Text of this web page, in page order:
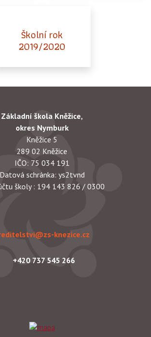
Školní rok
2019/2020
Základní škola Kněžice,
okres Nymburk
Kněžice 5
289 02 Kněžice
IČO: 75 034 191
Datová schránka: ys2tvnd
školy : 194 143 826 / 0300
knezice.cz
+420 737 545 266